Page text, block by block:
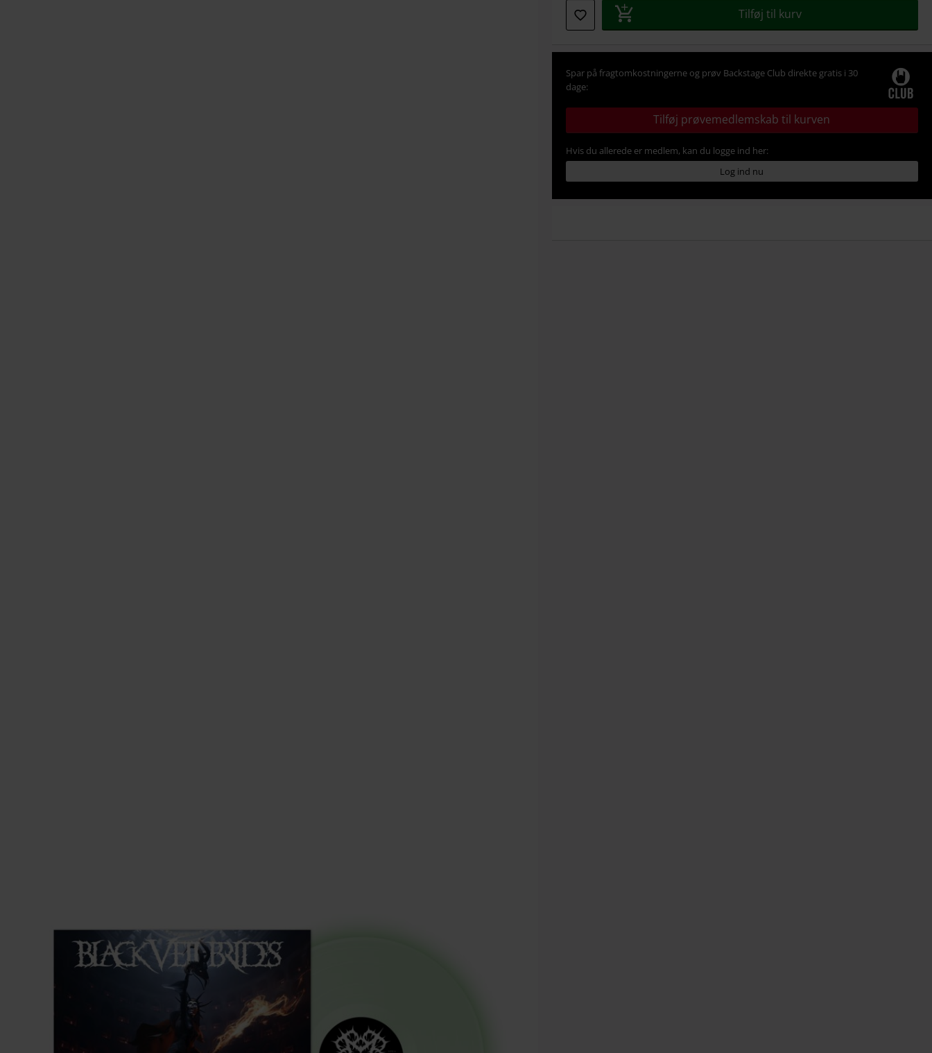
Tilføj til kurv
Spar på fragtomkostningerne og prøv Backstage Club direkte gratis i 30
dage:
Tilføj prøvemedlemskab til kurven
Hvis du allerede er medlem, kan du logge ind her:
Log ind nu